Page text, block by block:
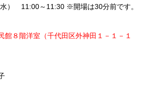
） 11:00～11:30 ※開場は30分前です。
館８階洋室（千代田区外神田１－１－１